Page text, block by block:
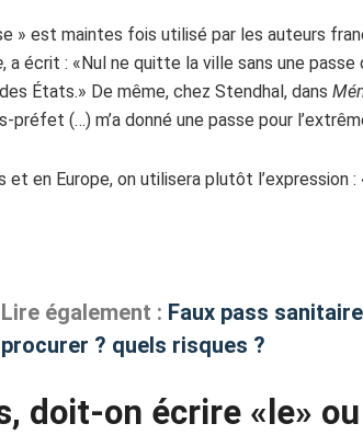
» est maintes fois utilisé par les auteurs
, a écrit : «Nul ne quitte la ville sans une
États.» De même, chez Stendhal, dans
préfet (…) m’a donné une passe pour
et en Europe, on utilisera plutôt l’expression
Lire également : Faux pass
procurer ? quels risques ?
doit-on écrire «le»